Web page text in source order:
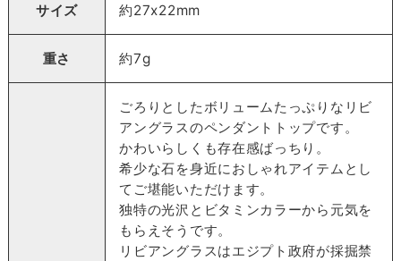
サイズ 約27x22mm
重さ 約7g
ごろりとしたボリュームたっぷりなリビ
アングラスのペンダントトップです。
かわいらしくも存在感ばっちり。
希少な石を身近におしゃれアイテムとし
てご堪能いただけます。
独特の光沢とビタミンカラーから元気を
もらえそうです。
リビアングラスはエジプト政府が採掘禁